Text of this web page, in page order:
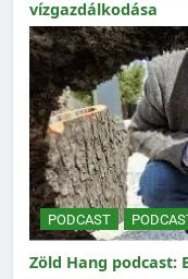
vízgazdálkodása
PODCAST
Zöld Hang podcast: